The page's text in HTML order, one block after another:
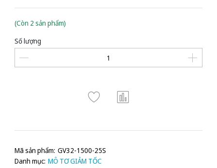
(Còn 2 sản phẩm)
Số lượng
Mã sản phẩm: GV32-1500-25S
Danh mục: MÔ TƠ GIẢM TỐC